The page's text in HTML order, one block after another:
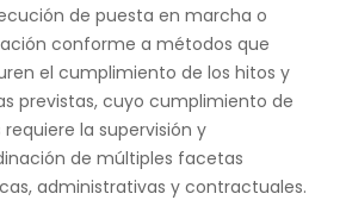
de puesta en marcha o
conforme a métodos que
el cumplimiento de los hitos y
previstas, cuyo cumplimiento de
requiere la supervisión y
de múltiples facetas
administrativas y contractuales.